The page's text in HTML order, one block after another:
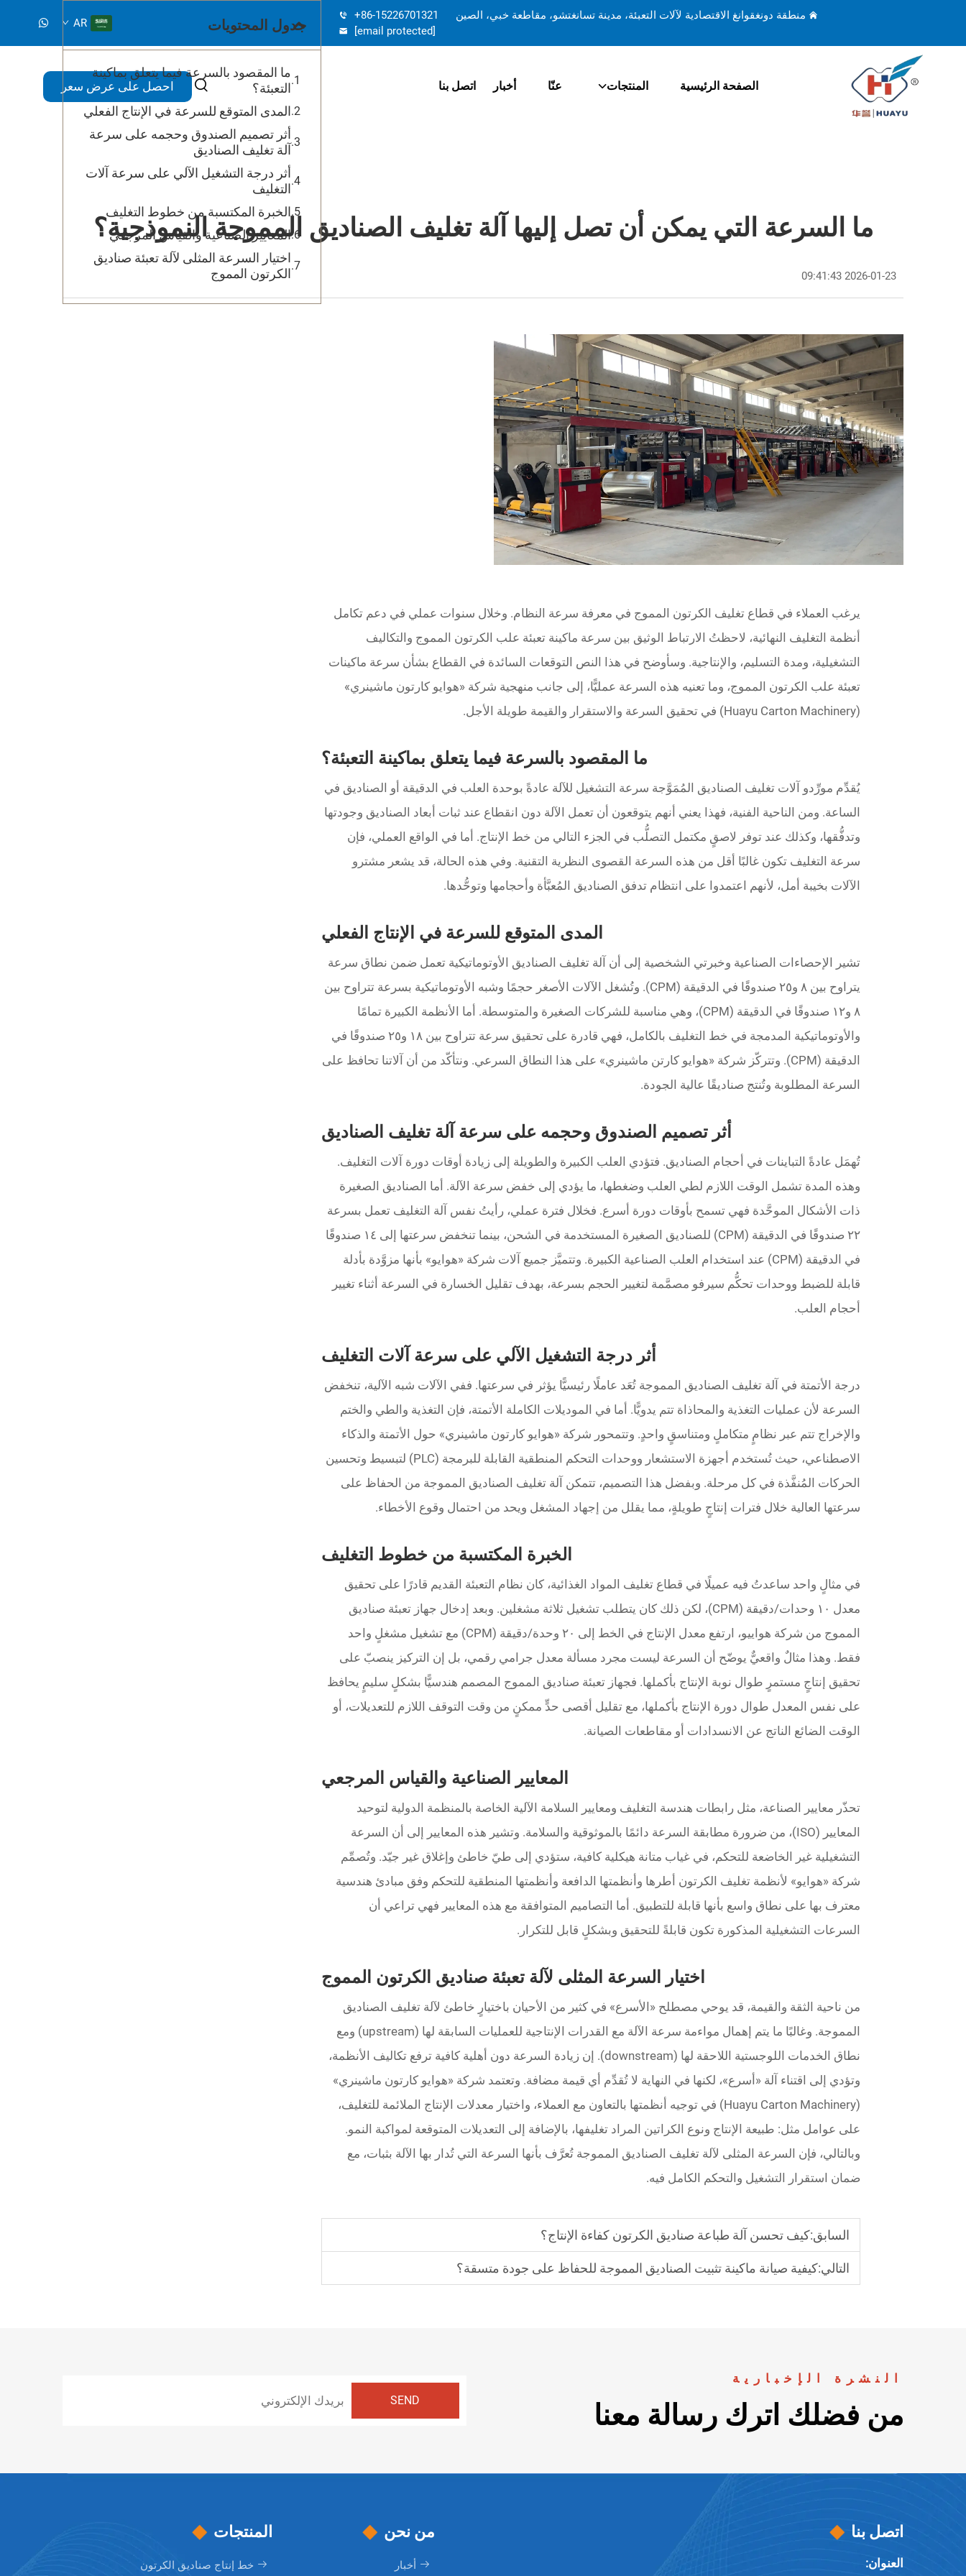
منطقة دونغقوانغ الاقتصادية لآلات التعبئة، مدينة تسانغتشو، مقاطعة خبي، الصين
+86-15226701321
[email protected]
AR
الصفحة الرئيسية المنتجات عنّا أخبار اتصل بنا احصل على عرض سعر
ما السرعة التي يمكن أن تصل إليها آلة تغليف الصناديق المموجة النموذجية؟
2026-01-23 09:41:43
يرغب العملاء في قطاع تغليف الكرتون المموج في معرفة سرعة النظام. وخلال سنوات عملي في دعم تكامل
أنظمة التغليف النهائية، لاحظتُ الارتباط الوثيق بين سرعة ماكينة تعبئة علب الكرتون المموج والتكاليف
التشغيلية، ومدة التسليم، والإنتاجية. وسأوضح في هذا النص التوقعات السائدة في القطاع بشأن سرعة ماكينات
تعبئة علب الكرتون المموج، وما تعنيه هذه السرعة عمليًّا، إلى جانب منهجية شركة «هوايو كارتون ماشينري»
(Huayu Carton Machinery) في تحقيق السرعة والاستقرار والقيمة طويلة الأجل.
ما المقصود بالسرعة فيما يتعلق بماكينة التعبئة؟
يُقدِّم مورِّدو آلات تغليف الصناديق المُمَوَّجة سرعة التشغيل للآلة عادةً بوحدة العلب في الدقيقة أو الصناديق في
الساعة. ومن الناحية الفنية، فهذا يعني أنهم يتوقعون أن تعمل الآلة دون انقطاع عند ثبات أبعاد الصناديق وجودتها
وتدفُّقها، وكذلك عند توفر لاصقٍ مكتمل التصلُّب في الجزء التالي من خط الإنتاج. أما في الواقع العملي، فإن
سرعة التغليف تكون غالبًا أقل من هذه السرعة القصوى النظرية التقنية. وفي هذه الحالة، قد يشعر مشترو
الآلات بخيبة أمل، لأنهم اعتمدوا على انتظام تدفق الصناديق المُعبَّأة وأحجامها وتوحُّدها.
المدى المتوقع للسرعة في الإنتاج الفعلي
تشير الإحصاءات الصناعية وخبرتي الشخصية إلى أن آلة تغليف الصناديق الأوتوماتيكية تعمل ضمن نطاق سرعة
يتراوح بين ٨ و٢٥ صندوقًا في الدقيقة (CPM). وتُشغل الآلات الأصغر حجمًا وشبه الأوتوماتيكية بسرعة تتراوح بين
٨ و١٢ صندوقًا في الدقيقة (CPM)، وهي مناسبة للشركات الصغيرة والمتوسطة. أما الأنظمة الكبيرة تمامًا
والأوتوماتيكية المدمجة في خط التغليف بالكامل، فهي قادرة على تحقيق سرعة تتراوح بين ١٨ و٢٥ صندوقًا في
الدقيقة (CPM). وتتركّز شركة «هوايو كارتن ماشينري» على هذا النطاق السرعي. ونتأكّد من أن آلاتنا تحافظ على
السرعة المطلوبة وتُنتج صناديقًا عالية الجودة.
أثر تصميم الصندوق وحجمه على سرعة آلة تغليف الصناديق
تُهمَل عادةً التباينات في أحجام الصناديق. فتؤدي العلب الكبيرة والطويلة إلى زيادة أوقات دورة آلات التغليف.
وهذه المدة تشمل الوقت اللازم لطي العلب وضغطها، ما يؤدي إلى خفض سرعة الآلة. أما الصناديق الصغيرة
ذات الأشكال الموحَّدة فهي تسمح بأوقات دورة أسرع. فخلال فترة عملي، رأيتُ نفس آلة التغليف تعمل بسرعة
٢٢ صندوقًا في الدقيقة (CPM) للصناديق الصغيرة المستخدمة في الشحن، بينما تنخفض سرعتها إلى ١٤ صندوقًا
في الدقيقة (CPM) عند استخدام العلب الصناعية الكبيرة. وتتميَّز جميع آلات شركة «هوايو» بأنها مزوَّدة بأدلة
قابلة للضبط ووحدات تحكُّم سيرفو مصمَّمة لتغيير الحجم بسرعة، بهدف تقليل الخسارة في السرعة أثناء تغيير
أحجام العلب.
أثر درجة التشغيل الآلي على سرعة آلات التغليف
درجة الأتمتة في آلة تغليف الصناديق المموجة تُعَد عاملًا رئيسيًّا يؤثر في سرعتها. ففي الآلات شبه الآلية، تنخفض
السرعة لأن عمليات التغذية والمحاذاة تتم يدويًّا. أما في الموديلات الكاملة الأتمتة، فإن التغذية والطي والختم
والإخراج تتم عبر نظامٍ متكاملٍ ومتناسقٍ واحدٍ. وتتمحور شركة «هوايو كارتون ماشينري» حول الأتمتة والذكاء
الاصطناعي، حيث تُستخدم أجهزة الاستشعار ووحدات التحكم المنطقية القابلة للبرمجة (PLC) لتبسيط وتحسين
الحركات المُنفَّذة في كل مرحلة. وبفضل هذا التصميم، تتمكن آلة تغليف الصناديق المموجة من الحفاظ على
سرعتها العالية خلال فترات إنتاجٍ طويلةٍ، مما يقلل من إجهاد المشغل ويحد من احتمال وقوع الأخطاء.
الخبرة المكتسبة من خطوط التغليف
في مثالٍ واحد ساعدتُ فيه عميلًا في قطاع تغليف المواد الغذائية، كان نظام التعبئة القديم قادرًا على تحقيق
معدل ١٠ وحدات/دقيقة (CPM)، لكن ذلك كان يتطلب تشغيل ثلاثة مشغلين. وبعد إدخال جهاز تعبئة صناديق
المموج من شركة هواييو، ارتفع معدل الإنتاج في الخط إلى ٢٠ وحدة/دقيقة (CPM) مع تشغيل مشغلٍ واحد
فقط. وهذا مثالٌ واقعيٌّ يوضّح أن السرعة ليست مجرد مسألة معدل جرامي رقمي، بل إن التركيز ينصبّ على
تحقيق إنتاجٍ مستمرٍ طوال نوبة الإنتاج بأكملها. فجهاز تعبئة صناديق المموج المصمم هندسيًّا بشكلٍ سليمٍ يحافظ
على نفس المعدل طوال دورة الإنتاج بأكملها، مع تقليل أقصى حدٍّ ممكنٍ من وقت التوقف اللازم للتعديلات، أو
الوقت الضائع الناتج عن الانسدادات أو مقاطعات الصيانة.
المعايير الصناعية والقياس المرجعي
تحذّر معايير الصناعة، مثل رابطات هندسة التغليف ومعايير السلامة الآلية الخاصة بالمنظمة الدولية لتوحيد
المعايير (ISO)، من ضرورة مطابقة السرعة دائمًا بالموثوقية والسلامة. وتشير هذه المعايير إلى أن السرعة
التشغيلية غير الخاضعة للتحكم، في غياب متانة هيكلية كافية، ستؤدي إلى طيّ خاطئ وإغلاق غير جيّد. وتُصمِّم
شركة «هوايو» لأنظمة تغليف الكرتون أطرها وأنظمتها الدافعة وأنظمتها المنطقية للتحكم وفق مبادئ هندسية
معترف بها على نطاق واسع بأنها قابلة للتطبيق. أما التصاميم المتوافقة مع هذه المعايير فهي تراعي أن
السرعات التشغيلية المذكورة تكون قابلةً للتحقيق وبشكلٍ قابل للتكرار.
اختيار السرعة المثلى لآلة تعبئة صناديق الكرتون المموج
من ناحية الثقة والقيمة، قد يوحي مصطلح «الأسرع» في كثير من الأحيان باختيارٍ خاطئ لآلة تغليف الصناديق
المموجة. وغالبًا ما يتم إهمال مواءمة سرعة الآلة مع القدرات الإنتاجية للعمليات السابقة لها (upstream) ومع
نطاق الخدمات اللوجستية اللاحقة لها (downstream). إن زيادة السرعة دون أهلية كافية ترفع تكاليف الأنظمة،
وتؤدي إلى اقتناء آلة «أسرع»، لكنها في النهاية لا تُقدِّم أي قيمة مضافة. وتعتمد شركة «هوايو كارتون ماشينري»
(Huayu Carton Machinery) في توجيه أنظمتها بالتعاون مع العملاء، واختيار معدلات الإنتاج الملائمة للتغليف،
على عوامل مثل: طبيعة الإنتاج ونوع الكراتين المراد تغليفها، بالإضافة إلى التعديلات المتوقعة لمواكبة النمو.
وبالتالي، فإن السرعة المثلى لآلة تغليف الصناديق المموجة تُعرَّف بأنها السرعة التي تُدار بها الآلة بثبات، مع
ضمان استقرار التشغيل والتحكم الكامل فيه.
السابق:كيف تحسن آلة طباعة صناديق الكرتون كفاءة الإنتاج؟
التالي:كيفية صيانة ماكينة تثبيت الصناديق المموجة للحفاظ على جودة متسقة؟
جدول المحتويات
ما المقصود بالسرعة فيما يتعلق بماكينة
التعبئة؟
المدى المتوقع للسرعة في الإنتاج الفعلي
أثر تصميم الصندوق وحجمه على سرعة
آلة تغليف الصناديق
أثر درجة التشغيل الآلي على سرعة آلات
التغليف
الخبرة المكتسبة من خطوط التغليف
المعايير الصناعية والقياس المرجعي
اختيار السرعة المثلى لآلة تعبئة صناديق
الكرتون المموج
النشرة الإخبارية
من فضلك اترك رسالة معنا
اتصل بنا
العنوان:
من نحن
أخبار
المنتجات
خط إنتاج صناديق الكرتون